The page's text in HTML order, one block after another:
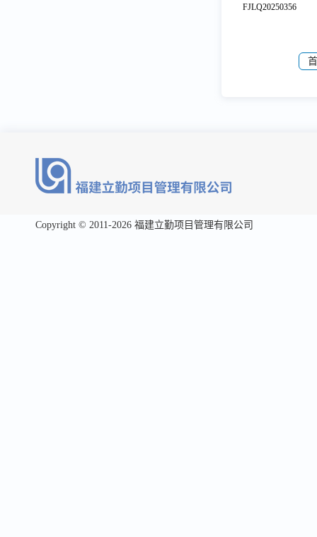
FJLQ20250356
Copyright © 2011-2026 福建立勤项目管理有限公司